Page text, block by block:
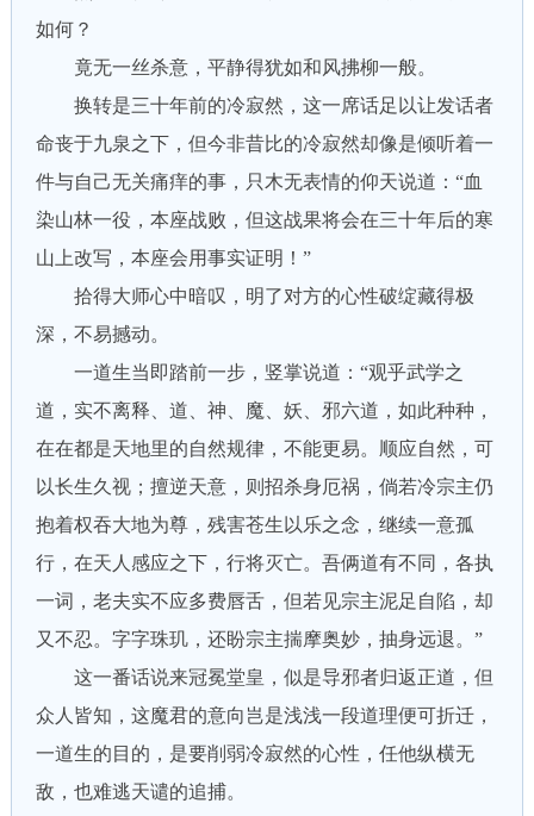
如何？
竟无一丝杀意，平静得犹如和风拂柳一般。
换转是三十年前的冷寂然，这一席话足以让发话者
命丧于九泉之下，但今非昔比的冷寂然却像是倾听着一
件与自己无关痛痒的事，只木无表情的仰天说道：“血
染山林一役，本座战败，但这战果将会在三十年后的寒
山上改写，本座会用事实证明！”
拾得大师心中暗叹，明了对方的心性破绽藏得极
深，不易撼动。
一道生当即踏前一步，竖掌说道：“观乎武学之
道，实不离释、道、神、魔、妖、邪六道，如此种种，
在在都是天地里的自然规律，不能更易。顺应自然，可
以长生久视；擅逆天意，则招杀身厄祸，倘若冷宗主仍
抱着权吞大地为尊，残害苍生以乐之念，继续一意孤
行，在天人感应之下，行将灭亡。吾俩道有不同，各执
一词，老夫实不应多费唇舌，但若见宗主泥足自陷，却
又不忍。字字珠玑，还盼宗主揣摩奥妙，抽身远退。”
这一番话说来冠冕堂皇，似是导邪者归返正道，但
众人皆知，这魔君的意向岂是浅浅一段道理便可折迁，
一道生的目的，是要削弱冷寂然的心性，任他纵横无
敌，也难逃天谴的追捕。